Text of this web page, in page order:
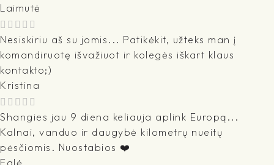
Laimutė
Nesiskiriu aš su jomis... Patikėkit, užteks man į
komandiruotę išvažiuot ir kolegės iškart klaus
kontakto;)
Kristina
Shangies jau 9 diena keliauja aplink Europą...
Kalnai, vanduo ir daugybė kilometrų nueitų
pėsčiomis. Nuostabios ❤️
Eglė